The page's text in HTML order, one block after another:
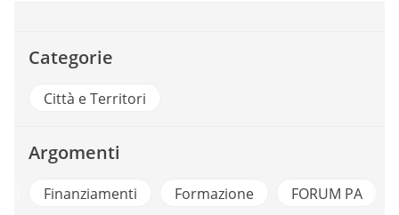
Categorie
Città e Territori
Argomenti
Finanziamenti Formazione FORUM PA